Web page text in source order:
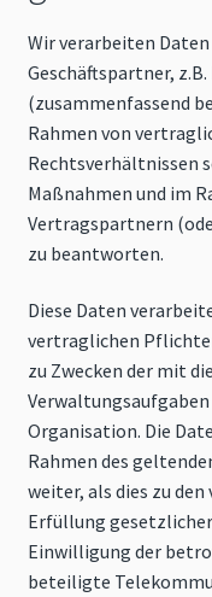
Wir verarbeiten
Geschäftspartner,
(zusammenfassend
Rahmen von
Rechtsverhältnissen
Maßnahmen und im
Vertragspartnern
zu beantworten.
Diese Daten
vertraglichen
zu Zwecken der mit
Organisation. Die
Rahmen des
weiter, als dies zu
Erfüllung
Einwilligung der
beteiligte